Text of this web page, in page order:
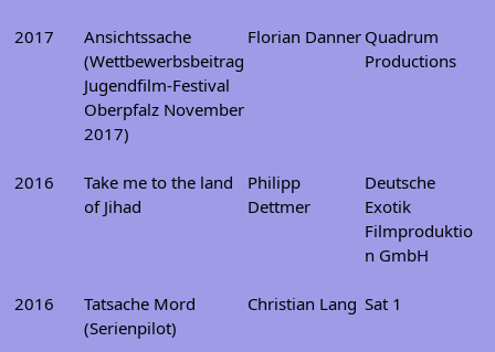
2017
Ansichtssache
(Wettbewerbsbeitrag
Jugendfilm-Festival
Oberpfalz November
2017)
Florian Danner Quadrum
Productions
2016
Take me to the land
of Jihad
Philipp
Dettmer
Deutsche
Exotik
Filmproduktio
n GmbH
2016
Tatsache Mord
(Serienpilot)
Christian Lang Sat 1